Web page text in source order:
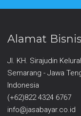
Alamat Bisnis
Jl. KH. Sirajudin
Semarang - Jawa
Indonesia
(+62)822 4324 6767
info@jasabayar.co.id